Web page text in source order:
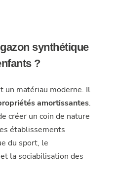
synthétique
?
un matériau moderne. Il
amortissantes.
créer un coin de nature
établissements
du sport, le
la sociabilisation des